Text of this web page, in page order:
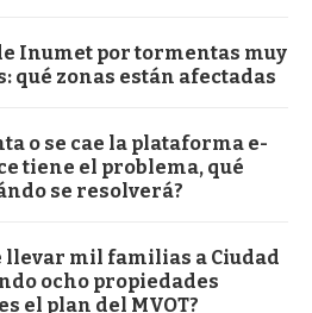
Inumet por tormentas muy
qué zonas están afectadas
o se cae la plataforma e-
tiene el problema, qué
se resolverá?
llevar mil familias a Ciudad
ocho propiedades
el plan del MVOT?